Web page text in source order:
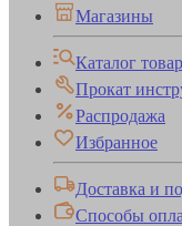
Магазины
Каталог
Прокат
Распродажа
Избранное
Доставка и
Способы